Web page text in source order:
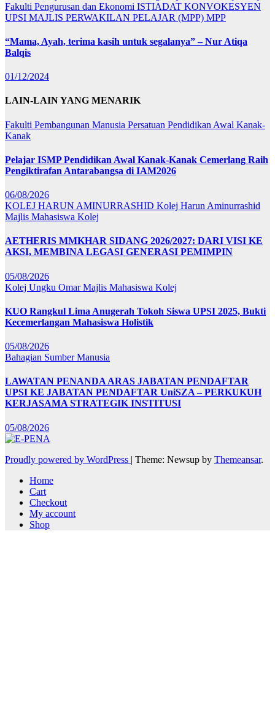
Fakulti Pengurusan dan Ekonomi ISTIADAT KONVOKESYEN
UPSI MAJLIS PERWAKILAN PELAJAR (MPP) MPP
“Mama, Ayah, terima kasih untuk segalanya” – Nur Atiqa
Balqis
01/12/2024
LAIN-LAIN YANG MENARIK
Fakulti Pembangunan Manusia Persatuan Pendidikan Awal Kanak-
Kanak
Pelajar ISMP Pendidikan Awal Kanak-Kanak Cemerlang Raih
Pengiktirafan Antarabangsa di IAM2026
06/08/2026
KOLEJ HARUN AMINURRASHID Kolej Harun Aminurrashid
Majlis Mahasiswa Kolej
AETHERIS MMKHAR SIDANG 2026/2027: DARI VISI KE
AKSI, MEMBINA LEGASI GENERASI PEMIMPIN
05/08/2026
Kolej Ungku OmarMajlis Mahasiswa Kolej
KUO Rangkul Lima Anugerah Tokoh Siswa UPSI 2025, Bukti
Kecemerlangan Mahasiswa Holistik
05/08/2026
Bahagian Sumber Manusia
LAWATAN PENANDA ARAS JABATAN PENDAFTAR
UPSI KE JABATAN PENDAFTAR UniSZA – PERKUKUH
KERJASAMA STRATEGIK INSTITUSI
05/08/2026
Proudly powered by WordPress | Theme: Newsup by Themeansar.
Home
Cart
Checkout
My account
Shop